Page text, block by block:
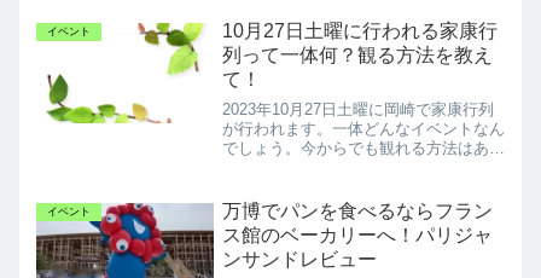
イベント
10月27日土曜に行われる家康行
列って一体何？観る方法を教え
て！
2023年10月27日土曜に岡崎で家康行列
が行われます。一体どんなイベントなん
でしょう。今からでも観れる方法はある
イベント
万博でパンを食べるならフラン
ス館のベーカリーへ！パリジャ
ンサンドレビュー